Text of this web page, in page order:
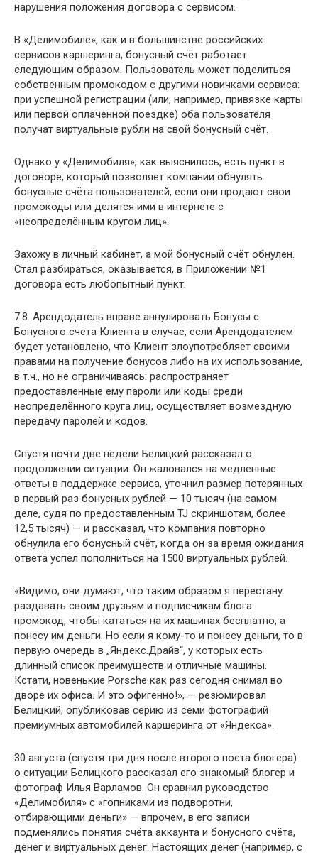
нарушения положения договора с сервисом.
В «Делимобиле», как и в большинстве российских
сервисов каршеринга, бонусный счёт работает
следующим образом. Пользователь может поделиться
собственным промокодом с другими новичками сервиса:
при успешной регистрации (или, например, привязке карты
или первой оплаченной поездке) оба пользователя
получат виртуальные рубли на свой бонусный счёт.
Однако у «Делимобиля», как выяснилось, есть пункт в
договоре, который позволяет компании обнулять
бонусные счёта пользователей, если они продают свои
промокоды или делятся ими в интернете с
«неопределённым кругом лиц».
Захожу в личный кабинет, а мой бонусный счёт обнулен.
Стал разбираться, оказывается, в Приложении №1
договора есть любопытный пункт:
7.8. Арендодатель вправе аннулировать Бонусы с
Бонусного счета Клиента в случае, если Арендодателем
будет установлено, что Клиент злоупотребляет своими
правами на получение бонусов либо на их использование,
в т.ч., но не ограничиваясь: распространяет
предоставленные ему пароли или коды среди
неопределённого круга лиц, осуществляет возмездную
передачу паролей и кодов.
Спустя почти две недели Белицкий рассказал о
продолжении ситуации. Он жаловался на медленные
ответы в поддержке сервиса, уточнил размер потерянных
в первый раз бонусных рублей — 10 тысяч (на самом
деле, судя по предоставленным TJ скриншотам, более
12,5 тысяч) — и рассказал, что компания повторно
обнулила его бонусный счёт, когда он за время ожидания
ответа успел пополниться на 1500 виртуальных рублей.
«Видимо, они думают, что таким образом я перестану
раздавать своим друзьям и подписчикам блога
промокод, чтобы кататься на их машинах бесплатно, а
понесу им деньги. Но если я кому-то и понесу деньги, то в
первую очередь в „Яндекс.Драйв“, у которых есть
длинный список преимуществ и отличные машины.
Кстати, новенькие Porsche как раз сегодня снимал во
дворе их офиса. И это офигенно!», — резюмировал
Белицкий, опубликовав серию из семи фотографий
премиумных автомобилей каршеринга от «Яндекса».
30 августа (спустя три дня после второго поста блогера)
о ситуации Белицкого рассказал его знакомый блогер и
фотограф Илья Варламов. Он сравнил руководство
«Делимобиля» с «гопниками из подворотни,
отбирающими деньги» — впрочем, в его записи
подменялись понятия счёта аккаунта и бонусного счёта,
денег и виртуальных денег. Настоящих денег (например, с